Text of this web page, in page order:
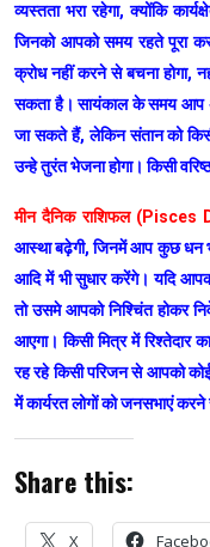
व्यस्तता भरा रहेगा, क्योंकि
जिनको आपको समय रहते पूरा
क्रोध नहीं करने से बचना होगा,
सकता है। सायंकाल के समय आप
जा सकते हैं, लेकिन संतान को
उन्हे तुरंत भेजना होगा। किसी
मीन दैनिक राशिफल
आस्था बढ़ेगी, जिनमें आप कुछ धन
आदि में भी सुधार करेंगे। यदि
तो उसमे आपको निश्चिंत होकर
आएगा। किसी मित्र में
रह रहे किसी परिजन से आपको
में कार्यरत लोगों को जनसभाएं करने
Share this:
X